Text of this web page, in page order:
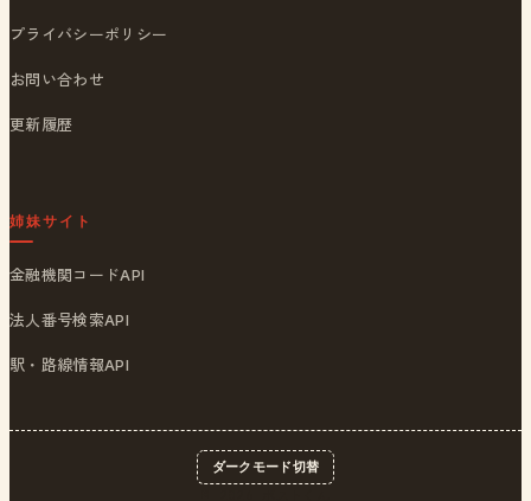
プライバシーポリシー
お問い合わせ
更新履歴
姉妹サイト
金融機関コードAPI
法人番号検索API
駅・路線情報API
ダークモード切替